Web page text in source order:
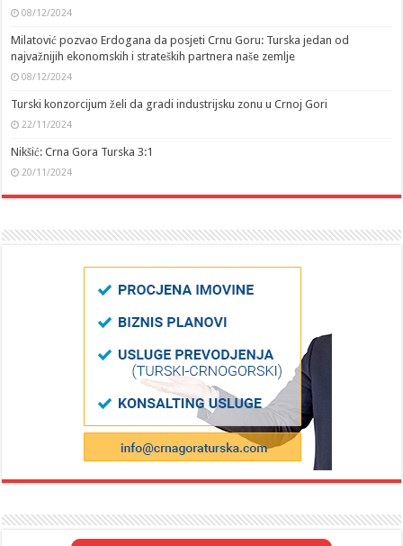
08/12/2024
Milatović pozvao Erdogana da posjeti Crnu Goru: Turska jedan od
najvažnijih ekonomskih i strateških partnera naše zemlje
08/12/2024
Turski konzorcijum želi da gradi industrijsku zonu u Crnoj Gori
22/11/2024
Nikšić: Crna Gora Turska 3:1
20/11/2024